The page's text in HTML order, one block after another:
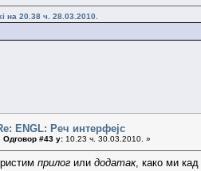
на 20.38 ч. 28.03.2010.
ENGL: Реч интерфејс
Одговор #43 у: 10.23 ч. 30.03.2010. »
прилог или додатак, како ми